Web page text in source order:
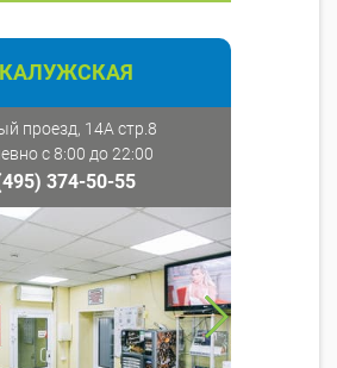
КАЛУЖСКАЯ
проезд, 14А стр.8
с 8:00 до 22:00
374-50-55